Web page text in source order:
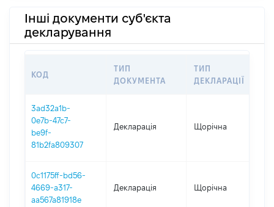
Інші документи суб'єкта
декларування
КОД
ТИП
ДОКУМЕНТА
ТИП
ДЕКЛАРАЦІЇ
3ad32a1b-
0e7b-47c7-
be9f-
81b2fa809307
Декларація Щорічна
0c1175ff-bd56-
4669-a317-
aa567a81918e
Декларація Щорічна